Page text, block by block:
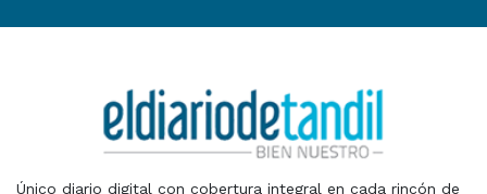
Único diario digital con cobertura integral en cada rincón de